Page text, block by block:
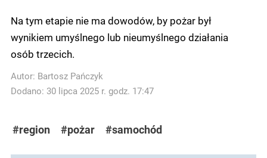
Na tym etapie nie ma dowodów, by pożar był
wynikiem umyślnego lub nieumyślnego działania
osób trzecich.
Autor: Bartosz Pańczyk
Dodano: 30 lipca 2025 r. godz. 17:47
#region #pożar #samochód